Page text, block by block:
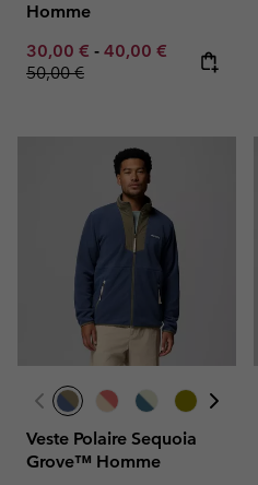
Homme
Minimum sale price:
30,00 € - Maximum sale
40,00 € Regular
50,00 €
Veste Polaire Sequoia
Grove™ Homme